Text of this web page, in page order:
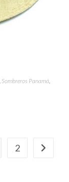
Sombreros Panamá
2